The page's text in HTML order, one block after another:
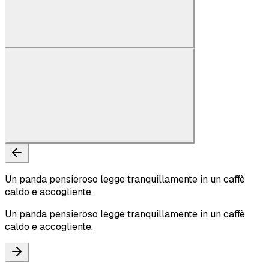
Un panda pensieroso legge tranquillamente in un caffè
caldo e accogliente.
Un panda pensieroso legge tranquillamente in un caffè
caldo e accogliente.